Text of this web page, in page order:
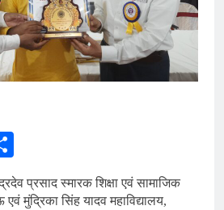
प्रसाद स्मारक शिक्षा एवं सामाजिक
मुंद्रिका सिंह यादव महाविद्यालय,